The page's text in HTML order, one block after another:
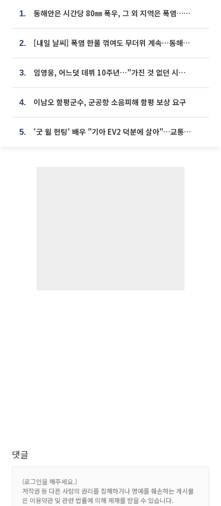
1. 동해안은 시간당 80㎜ 폭우, 그 외 지역은 폭염…‘극과 극 날씨’
2. [내일 날씨] 폭염 한풀 꺾여도 무더위 계속⋯동해안 이틀 연속 비
3. 임영웅, 어느덧 데뷔 10주년⋯"가진 것 없던 시절, 내 앞엔 20명의 팬뿐"
4. 이남오 함평군수, 군공항 소음피해 함평 보상 요구
5. '굿 윌 헌팅' 배우 "기아 EV2 덕분에 살아"…교통사고 후 안전성 극찬
댓글